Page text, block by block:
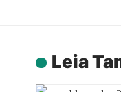
Leia